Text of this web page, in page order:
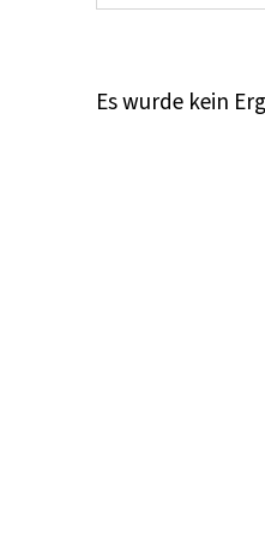
Es wurde kein